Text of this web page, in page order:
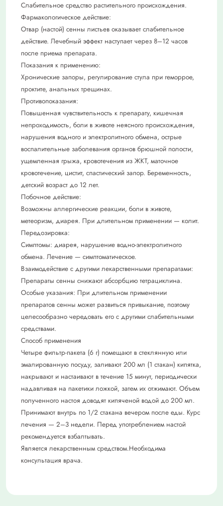
Слабительное средство растительного происхождения.
Фармакологическое действие:
Отвар (настой) сенны листьев оказывает слабительное
действие. Лечебный эффект наступает через 8–12 часов
после приема препарата.
Показания к применению:
Хронические запоры, регулирование стула при геморрое,
проктите, анальных трещинах.
Противопоказания:
Повышенная чувствительность к препарату, кишечная
непроходимость, боли в животе неясного происхождения,
нарушения водного и электролитного обмена, острые
воспалительные заболевания органов брюшной полости,
ущемленная грыжа, кровотечения из ЖКТ, маточное
кровотечение, цистит, спастический запор. Беременность,
детский возраст до 12 лет.
Побочное действие:
Возможны аллергические реакции, боли в животе,
метеоризм, диарея. При длительном применении — колит.
Передозировка:
Симптомы: диарея, нарушение водно-электролитного
обмена. Лечение — симптоматическое.
Взаимодействие с другими лекарственными препаратами:
Препараты сенны снижают абсорбцию тетрациклина.
Особые указания: При длительном применении
препаратов сенны может развиться привыкание, поэтому
целесообразно чередовать его с другими слабительными
средствами.
Способ применения
Четыре фильтр-пакета (6 г) помещают в стеклянную или
эмалированную посуду, заливают 200 мл (1 стакан) кипятка,
накрывают и настаивают в течение 15 минут, периодически
надавливая на пакетики ложкой, затем их отжимают. Объем
полученного настоя доводят кипяченой водой до 200 мл.
Принимают внутрь по 1/2 стакана вечером после еды. Курс
лечения — 2–3 недели. Перед употреблением настой
рекомендуется взбалтывать.
Является лекарственным средством.Необходима
консультация врача.